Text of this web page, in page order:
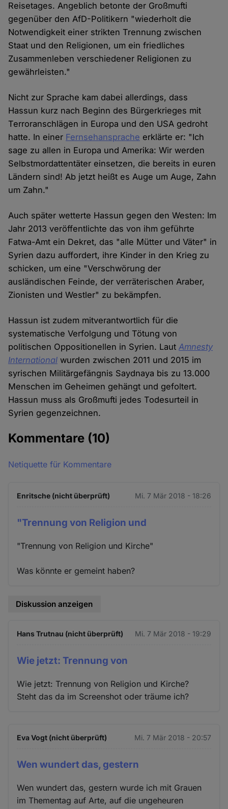
Reisetages. Angeblich betonte der Großmufti
gegenüber den AfD-Politikern "wiederholt die
Notwendigkeit einer strikten Trennung zwischen
Staat und den Religionen, um ein friedliches
Zusammenleben verschiedener Religionen zu
gewährleisten."
Nicht zur Sprache kam dabei allerdings, dass
Hassun kurz nach Beginn des Bürgerkrieges mit
Terroranschlägen in Europa und den USA gedroht
hatte. In einer Fernsehansprache erklärte er: "Ich
sage zu allen in Europa und Amerika: Wir werden
Selbstmordattentäter einsetzen, die bereits in euren
Ländern sind! Ab jetzt heißt es Auge um Auge, Zahn
um Zahn."
Auch später wetterte Hassun gegen den Westen: Im
Jahr 2013 veröffentlichte das von ihm geführte
Fatwa-Amt ein Dekret, das "alle Mütter und Väter" in
Syrien dazu auffordert, ihre Kinder in den Krieg zu
schicken, um eine "Verschwörung der
ausländischen Feinde, der verräterischen Araber,
Zionisten und Westler" zu bekämpfen.
Hassun ist zudem mitverantwortlich für die
systematische Verfolgung und Tötung von
politischen Oppositionellen in Syrien. LautAmnesty
International wurden zwischen 2011 und 2015 im
syrischen Militärgefängnis Saydnaya bis zu 13.000
Menschen im Geheimen gehängt und gefoltert.
Hassun muss als Großmufti jedes Todesurteil in
Syrien gegenzeichnen.
Kommentare (10)
Netiquette für Kommentare
Enritsche (nicht überprüft) Mi. 7 Mär 2018 - 18:26
"Trennung von Religion und
"Trennung von Religion und Kirche"
Was könnte er gemeint haben?
Diskussion anzeigen
Hans Trutnau (nicht überprüft) Mi. 7 Mär 2018 - 19:29
Wie jetzt: Trennung von
Wie jetzt: Trennung von Religion und Kirche?
Steht das da im Screenshot oder träume ich?
Eva Vogt (nicht überprüft) Mi. 7 Mär 2018 - 20:57
Wen wundert das, gestern
Wen wundert das, gestern wurde ich mit Grauen
im Thementag auf Arte, auf die ungeheuren